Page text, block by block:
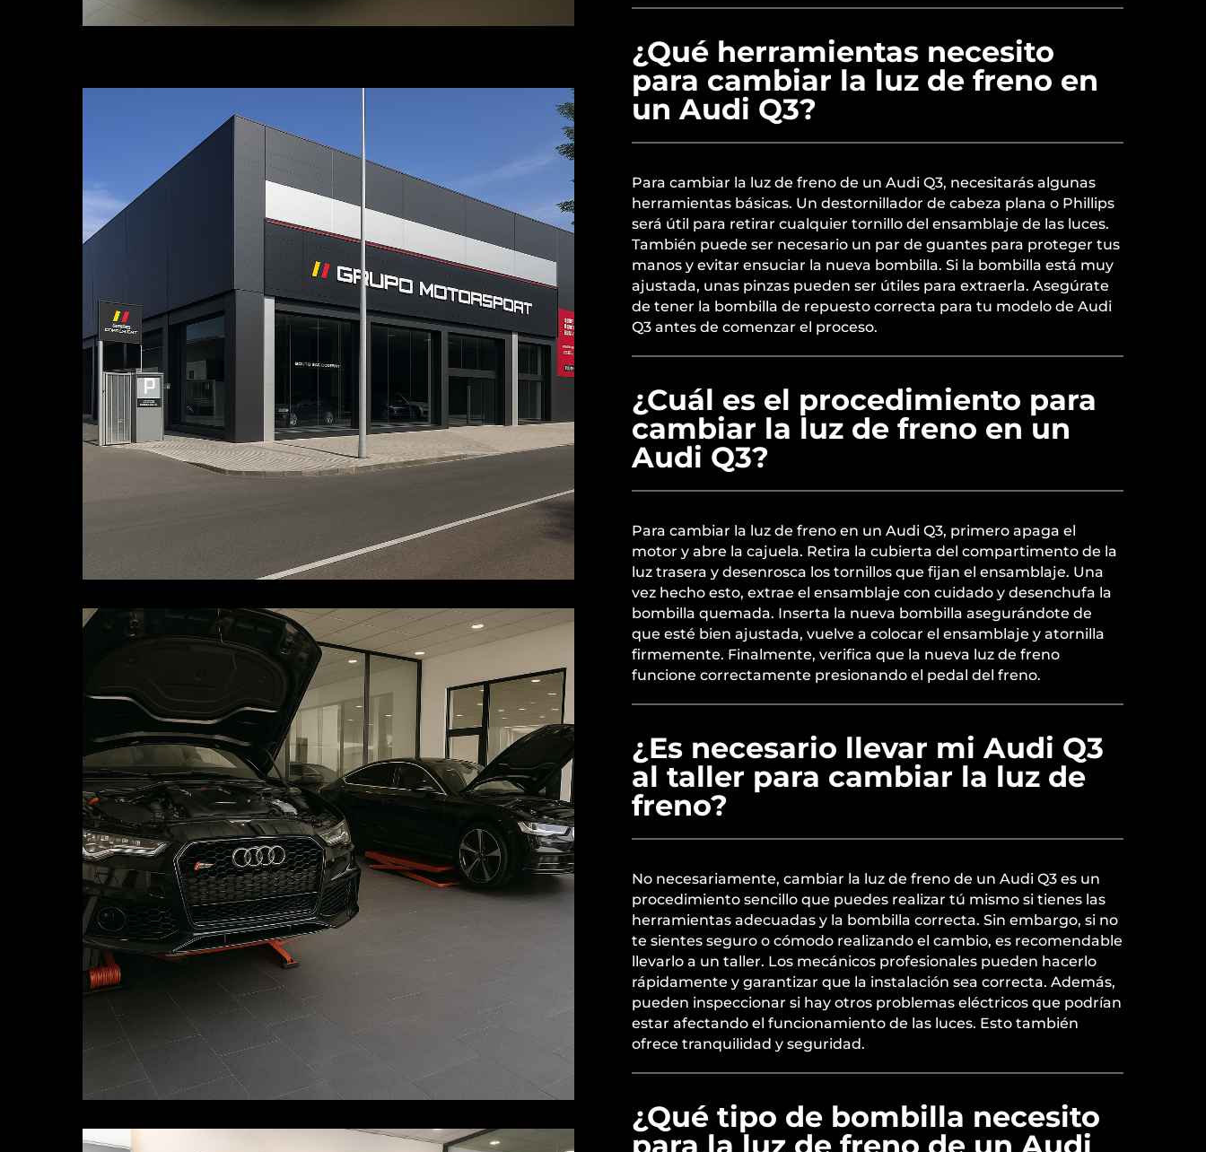
¿Qué herramientas necesito
para cambiar la luz de freno en
un Audi Q3?
Para cambiar la luz de freno de un Audi Q3, necesitarás algunas
herramientas básicas. Un destornillador de cabeza plana o Phillips
será útil para retirar cualquier tornillo del ensamblaje de las luces.
También puede ser necesario un par de guantes para proteger tus
manos y evitar ensuciar la nueva bombilla. Si la bombilla está muy
ajustada, unas pinzas pueden ser útiles para extraerla. Asegúrate
de tener la bombilla de repuesto correcta para tu modelo de Audi
Q3 antes de comenzar el proceso.
¿Cuál es el procedimiento para
cambiar la luz de freno en un
Audi Q3?
Para cambiar la luz de freno en un Audi Q3, primero apaga el
motor y abre la cajuela. Retira la cubierta del compartimento de la
luz trasera y desenrosca los tornillos que fijan el ensamblaje. Una
vez hecho esto, extrae el ensamblaje con cuidado y desenchufa la
bombilla quemada. Inserta la nueva bombilla asegurándote de
que esté bien ajustada, vuelve a colocar el ensamblaje y atornilla
firmemente. Finalmente, verifica que la nueva luz de freno
funcione correctamente presionando el pedal del freno.
¿Es necesario llevar mi Audi Q3
al taller para cambiar la luz de
freno?
No necesariamente, cambiar la luz de freno de un Audi Q3 es un
procedimiento sencillo que puedes realizar tú mismo si tienes las
herramientas adecuadas y la bombilla correcta. Sin embargo, si no
te sientes seguro o cómodo realizando el cambio, es recomendable
llevarlo a un taller. Los mecánicos profesionales pueden hacerlo
rápidamente y garantizar que la instalación sea correcta. Además,
pueden inspeccionar si hay otros problemas eléctricos que podrían
estar afectando el funcionamiento de las luces. Esto también
ofrece tranquilidad y seguridad.
¿Qué tipo de bombilla necesito
para la luz de freno de un Audi